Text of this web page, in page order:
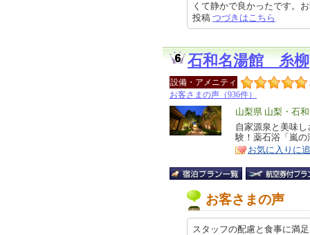
くて静かで良かったです。
投稿 つづきはこちら
石和名湯館 糸柳
設備・アメニティ
お客さまの声（936件）
エ
リ
ア
山梨県 山梨・石
特
徴
自家源泉と美味
験！薬石浴「嵐の
お気に入りに
お客さまの声
スタッフの配慮と食事に満